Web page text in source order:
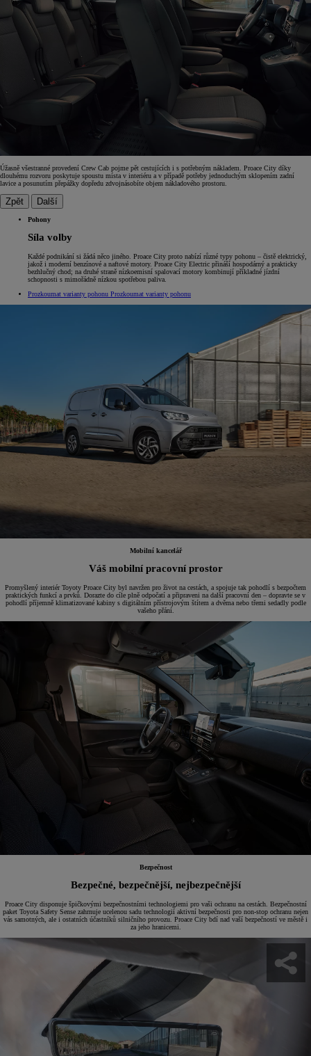
Úžasně všestranné provedení Crew Cab pojme pět cestujících i s potřebným nákladem. Proace City díky
dlouhému rozvoru poskytuje spoustu místa v interiéru a v případě potřeby jednoduchým sklopením zadní
lavice a posunutím přepážky dopředu zdvojnásobíte objem nákladového prostoru.
Zpět Další
Pohony
Síla volby
Každé podnikání si žádá něco jiného. Proace City proto nabízí různé typy pohonu – čistě elektrický,
jakož i moderní benzínové a naftové motory. Proace City Electric přináší hospodárný a prakticky
bezhlučný chod; na druhé straně nízkoemisní spalovací motory kombinují příkladné jízdní
schopnosti s mimořádně nízkou spotřebou paliva.
Prozkoumat varianty pohonu Prozkoumat varianty pohonu
Mobilní kancelář
Váš mobilní pracovní prostor
Promyšlený interiér Toyoty Proace City byl navržen pro život na cestách, a spojuje tak pohodlí s bezpočtem
praktických funkcí a prvků. Dorazte do cíle plně odpočatí a připraveni na další pracovní den – dopravte se v
pohodlí příjemně klimatizované kabiny s digitálním přístrojovým štítem a dvěma nebo třemi sedadly podle
vašeho přání.
Bezpečnost
Bezpečné, bezpečnější, nejbezpečnější
Proace City disponuje špičkovými bezpečnostními technologiemi pro vaši ochranu na cestách. Bezpečnostní
paket Toyota Safety Sense zahrnuje ucelenou sadu technologií aktivní bezpečnosti pro non-stop ochranu nejen
vás samotných, ale i ostatních účastníků silničního provozu. Proace City bdí nad vaší bezpečností ve městě i
za jeho hranicemi.